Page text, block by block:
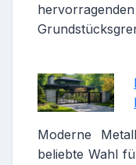
Moderne
beliebte Wahl